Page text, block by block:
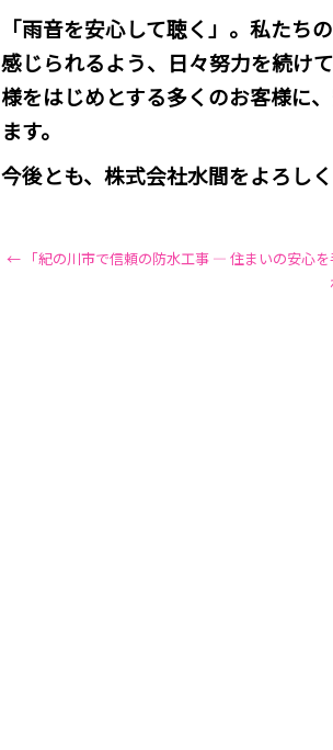
「雨音を安心して聴く」。私たち
感じられるよう、日々努力を続け
様をはじめとする多くのお客様に
ます。
今後とも、株式会社水間をよろし
← 「紀の川市で信頼の防水工事 ― 住まいの安心